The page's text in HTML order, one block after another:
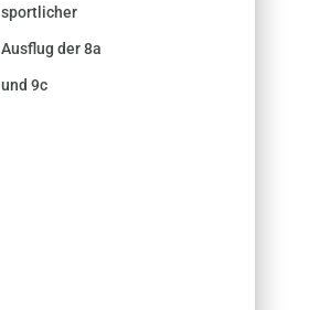
sportlicher
Ausflug der 8a
und 9c